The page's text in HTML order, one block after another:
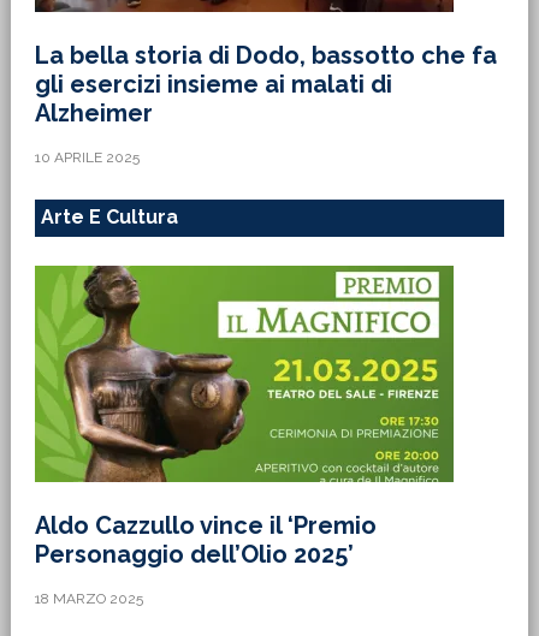
La bella storia di Dodo, bassotto che fa
gli esercizi insieme ai malati di
Alzheimer
10 APRILE 2025
Arte E Cultura
Aldo Cazzullo vince il ‘Premio
Personaggio dell’Olio 2025’
18 MARZO 2025